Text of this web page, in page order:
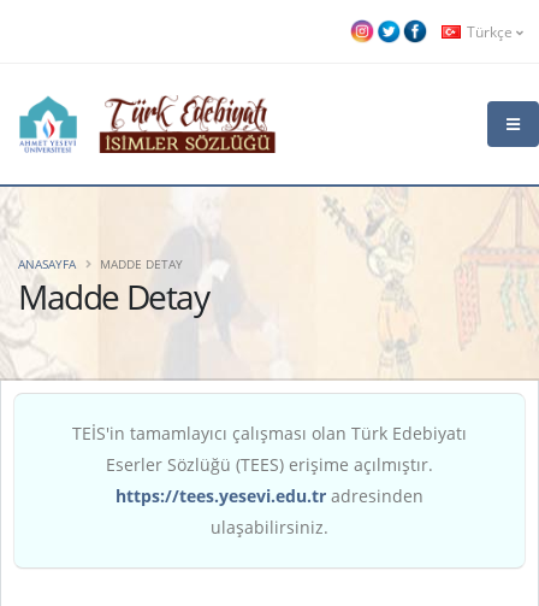
Türkçe
Madde Detay
ANASAYFA MADDE DETAY
TEİS'in tamamlayıcı çalışması olan Türk Edebiyatı
Eserler Sözlüğü (TEES) erişime açılmıştır.
https://tees.yesevi.edu.tr adresinden
ulaşabilirsiniz.